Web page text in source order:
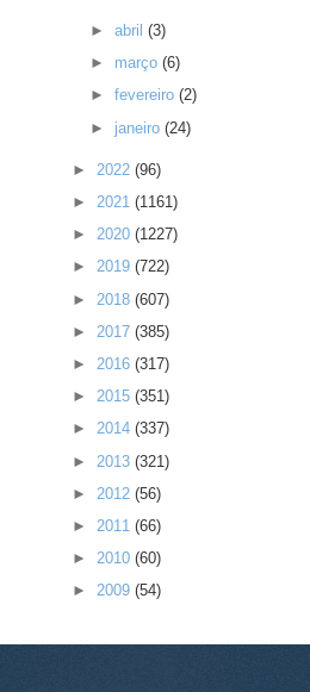
►abril(3)
► março(6)
►fevereiro(2)
► janeiro(24)
► 2022 (96)
► 2021 (1161)
► 2020 (1227)
► 2019 (722)
► 2018 (607)
► 2017 (385)
► 2016 (317)
► 2015 (351)
► 2014 (337)
► 2013 (321)
► 2012 (56)
► 2011 (66)
► 2010 (60)
► 2009 (54)